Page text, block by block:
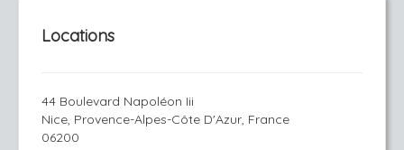
Locations
44 Boulevard Napoléon Iii
Nice, Provence-Alpes-Côte D'Azur, France
06200